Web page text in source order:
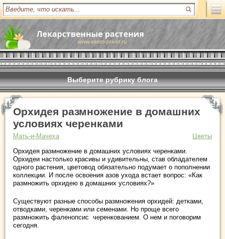
www.vsem-privet.ru
Выберите рубрику блога
Орхидея размножение в домашних
условиях черенками
Мать-и-Мачеха
Цветы
Орхидея размножение в домашних условиях черенками.
Орхидеи настолько красивы и удивительны, став обладателем
одного растения, цветовод обязательно подумает о пополнении
коллекции. И после освоения азов ухода встает вопрос: «Как
размножить орхидею в домашних условиях?»
Существуют разные способы размножения орхидей: детками,
отводками, черенками или семенами. Но проще всего
размножить фаленопсис черенкованием. О нем и поговорим
сегодня.